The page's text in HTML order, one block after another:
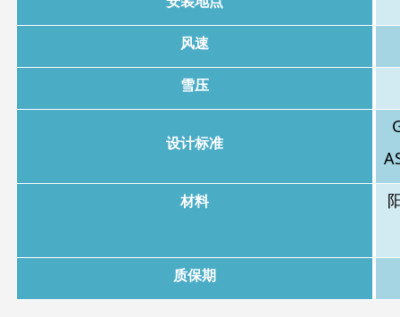
风速
雪压
设计标准
材料
质保期